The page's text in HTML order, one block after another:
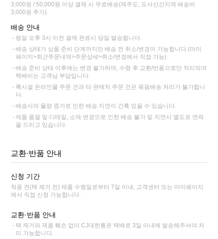
3,000원 / 50,000원 이상 결제 시 무료배송(제주도, 도서산간지역 배송비
3,000원 추가)
배송 안내
평일 오후 3시 이전 결제 완료시 당일 발송됩니다.
배송 상태가 상품 준비 단계까지만 배송 전 취소/변경이 가능합니다.(마이
페이지>최근주문내역>주문상세>취소/변경에서 직접 가능)
배송 준비 상태 이후에는 변경 불가하며, 수령 후 교환/반품으로만 처리되며
택배비는 고객님 부담입니다.
록시걸 온라인몰 주문 건과 타 판매처 주문 건은 묶음배송 처리가 불가합니
다.
배송사의 물량 증가로 인한 배송 지연이 간혹 있을 수 있습니다.
제품 품절 및 디테일, 소재 변경으로 인한 배송 불가 및 지연시 별도로 연락
을 드리고 있습니다.
교환·반품 안내
신청 기간
착용 전(택 제거 전) 제품 수령일로부터 7일 이내, 고객센터 또는 마이페이지
에서 직접 신청 가능합니다.
교환·반품 안내
택 제거와 제품 훼손 없이 CJ대한통운 택배로 3일 이내에 발송해주셔야 처
리 가능합니다.